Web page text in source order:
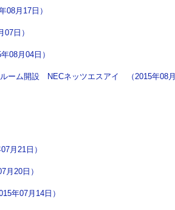
08月17日）
日）
08月04日）
ルーム開設 NECネッツエスアイ （2015年08月
月21日）
20日）
年07月14日）